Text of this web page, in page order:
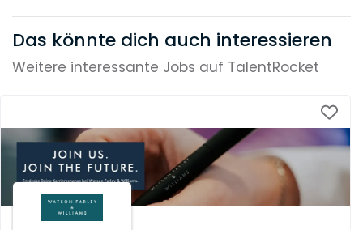
Das könnte dich auch interessieren
Weitere interessante Jobs auf TalentRocket